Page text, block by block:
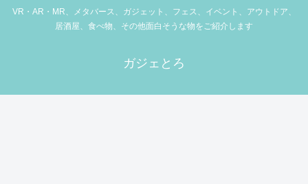
VR・AR・MR、メタバース、ガジェット、フェス、イベント、アウトドア、
居酒屋、食べ物、その他面白そうな物をご紹介します
ガジェとろ